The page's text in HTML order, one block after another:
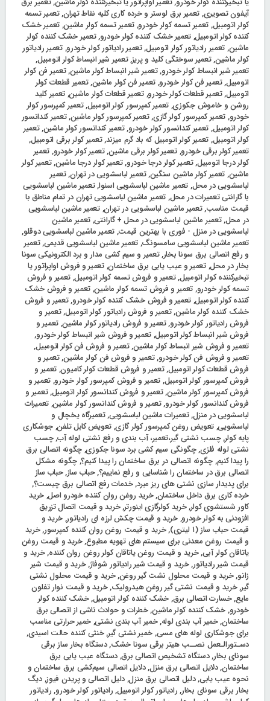
آیفون تصویری,تعمیر برق لوستر و خرده کاری کلیه نقاط تهران,تعمیر تسمه
کولر اتومبیل,تعمیر تسمه کولر خودرو,تعمیر تسمه کولر ماشین,تعمیر خشک‌
کننده کولر اتومبیل,تعمیر خشک‌ کننده کولر خودرو,تعمیر خشک‌ کننده کولر
ماشین,تعمیر رادیاتور کولر اتومبیل,تعمیر رادیاتور کولر خودرو,تعمیر رادیاتور
کولر ماشین,تعمیر سوختگی کلید و پریز,تعمیر شیر انبساط کولر اتومبیل,
تعمیر شیر انبساط کولر خودرو,تعمیر شیر انبساط کولر ماشین,تعمیر فن کولر
اتومبیل,تعمیر فن کولر خودرو,تعمیر فن کولر ماشین,تعمیر قطعات کولر
اتومبیل,تعمیر قطعات کولر خودرو,تعمیر قطعات کولر ماشین,تعمیر کلید
روشن و خاموش جکوزی,تعمیر کمپرسور کولر اتومبیل,تعمیر کمپرسور کولر
خودرو,تعمیر کمپرسور کولر گازی,تعمیر کمپرسور کولر ماشین,تعمیر کندانسور
کولر اتومبیل,تعمیر کندانسور کولر خودرو,تعمیر کندانسور کولر ماشین,تعمیر
کولر اتومبیل,تعمیر کولر اتومبیل که باد گرم میزند,تعمیر کولر برقی اتومبیل,
تعمیر کولر برقی خودرو,تعمیر کولر برقی ماشین,تعمیر کولر خودرو,تعمیر
کولر درجا اتومبیل,تعمیر کولر درجا خودرو,تعمیر کولر درجا ماشین,تعمیر کولر
ماشین,تعمیر کولر ماشین سنگین,تعمیر لباسشویی در تهران,تعمیر
لباسشویی در محل,تعمیر ماشین لباسشویی اسنوا,تعمیر ماشین لباسشویی
با گارانتی تعمیرات در محل,تعمیر ماشین لباسشویی تهران در تمام مناطق با
قیمت مناسب,تعمیر ماشین لباسشویی در تهران,تعمیر ماشین لباسشویی
در محل,تعمیر ماشین لباسشویی در محل + گارانتی,تعمیر ماشین
لباسشویی در منزل - فوری با بهترین قیمت,تعمیر ماشین لباسشویی دوقلو,
تعمیر ماشین لباسشویی سامسونگ,تعمیر ماشین لباسشویی قدیمی,تعمیر
و رفع اتصالی برق سونا بخار,تعمیر و سیم کشی مدار و برد الکترونیکی سونا
بخار در محل,تعمیر و عیب یابی برق ساختمان,تعمیر و فروش اواپراتور یا
تبخیرکننده کولر اتومبیل,تعمیر و فروش تسمه کولر اتومبیل,تعمیر و فروش
تسمه کولر خودرو,تعمیر و فروش تسمه کولر ماشین,تعمیر و فروش خشک‌
کننده کولر اتومبیل,تعمیر و فروش خشک‌ کننده کولر خودرو,تعمیر و فروش
خشک‌ کننده کولر ماشین,تعمیر و فروش رادیاتور کولر اتومبیل,تعمیر و
فروش رادیاتور کولر خودرو,تعمیر و فروش رادیاتور کولر ماشین,تعمیر و
فروش شیر انبساط کولر اتومبیل,تعمیر و فروش شیر انبساط کولر خودرو,
تعمیر و فروش شیر انبساط کولر ماشین,تعمیر و فروش فن کولر اتومبیل,
تعمیر و فروش فن کولر خودرو,تعمیر و فروش فن کولر ماشین,تعمیر و
فروش قطعات کولر اتومبیل,تعمیر و فروش قطعات کولر کامیون,تعمیر و
فروش کمپرسور کولر اتومبیل,تعمیر و فروش کمپرسور کولر خودرو,تعمیر و
فروش کمپرسور کولر ماشین,تعمیر و فروش کندانسور کولر اتومبیل,تعمیر و
فروش کندانسور کولر خودرو,تعمیر و فروش کندانسور کولر ماشین,تعمیرات
لباسشویی در منزل,تعمیرات ماشین لباسشویی,تعمیرگاه یخچال و
لباسشویی,تعویض روغن کمپرسور کولر گازی,تعویض کابل تلفن,جوشکاری
پایه کولر,چسب نشتی گیر،تعمیر، آب بندی و رفع نشتی لوله آب,چسب
نشتی لوله فلزی,چگونگی سیم کشی برد سونا جکوزی,چگونه اتصالی برق
را پیدا کنیم,چگونه اتصالی در برق ساختمان را پیدا کنیم؟,چگونه مشکل
اتصالی برق در ساختمان را شناسایی و رفع نماییم؟,حباب ساز,حباب ساز
برای پدیدار سازی نشتی های ریز مبرد,خدمات رفع اتصالی برق چیست؟,
خرده کاری برق داخل ساختمان,خرید روغن روان کننده خودرو اصل,خرید
کاور شستشوی کولر,خرید کولرگازی اینورتر,خرید و قیمت اتصال تزریق
افزودنی به کولر خودرو,خرید و قیمت چکش لرزه ای رادیاتور,خرید و
قیمت حباب ساز (۱ لیتری)
,خرید و قیمت روغن روان کننده کمپرسور,خرید
و قیمت روغن معدنی برای سیستم های تهویه مطبوع,خرید و قیمت روغن
یاتاقان کولر آبی,خرید و قیمت روغن یاتاقان کولر روغن روان کننده,خرید و
قیمت شیر رادیاتور,خرید و قیمت شیر رادیاتور شوفاژ,خرید و قیمت شیر
زانو,خرید و قیمت محلول نشت گیر روغن,خرید و قیمت محلول نشتی
گیر,خرید و قیمت نشتی گیر روغن هیدرولیک,خرید و قیمت نوار تفلون
مایع,خسارت اتصالی برق,خشک‌ کننده کولر اتومبیل,خشک‌ کننده کولر
خودرو,خشک‌ کننده کولر ماشین,خطرات و حوادث ناشی از اتصالی برق
ساختمان,خمیر آب بندی لوله,خمیر آب بندی نشتی,خمیر حرارتی مناسب
برای جوشکاری لوله های مسی,خمیر نشتی گیر,خنثی کننده حالت اسیدی,
دﺳـﺘﻮراﻟـﻌﻤﻞ ﻧﺼــﺐ ﻫﯿﺘﺮ ﺑﺮﻗﯽ ﺳﻮﻧﺎ ﺧﺸﮏ,دستگاه بخار ساز برقی
سونای بخار,دستگاه تشخیص اتصالی برق,دستگاه عیب یابی برق
ساختمان,دلایل اتصالی برق منزل,دلایل اتصالی سیم‌کشی برق ساختمان و
نحوه عیب یابی,دلیل اتصالی برق منزل,دلیل اتصالی و پریدن فیوز,دیگ
بخار برقی سونای بخار,رادیاتور کولر اتومبیل,رادیاتور کولر خودرو,رادیاتور